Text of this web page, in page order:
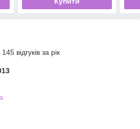
відгуків за рік